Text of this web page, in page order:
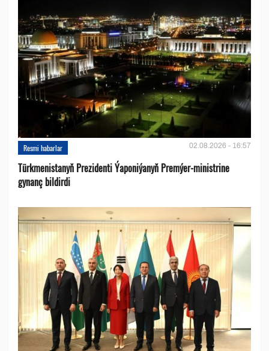
Resmi habarlar 02.08.2026 - 16:57
Türkmenistanyň Prezidenti Ýaponiýanyň Premýer-ministrine
gynanç bildirdi